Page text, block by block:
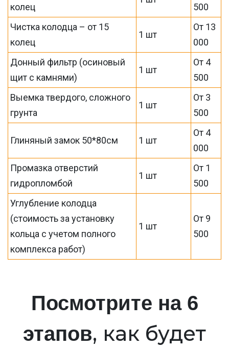
колец
500
Чистка колодца – от 15
колец
1 шт
От 13
000
Донный фильтр (осиновый
щит с камнями)
1 шт
От 4
500
Выемка твердого, сложного
грунта
1 шт
От 3
500
Глиняный замок 50*80см 1 шт
От 4
000
Промазка отверстий
гидропломбой
1 шт
От 1
500
Углубление колодца
(стоимость за установку
кольца с учетом полного
комплекса работ)
1 шт
От 9
500
Посмотрите на 6
этапов, как будет